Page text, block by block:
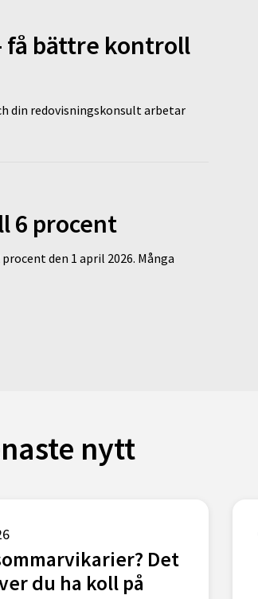
få bättre kontroll
din redovisningskonsult arbetar
6 procent
den 1 april 2026. Många
nytt
Det
du ha koll på